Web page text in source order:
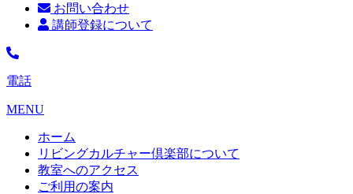
お問い合わせ
講師登録について
電話
MENU
ホーム
リビングカルチャー倶楽部について
教室へのアクセス
ご利用の案内